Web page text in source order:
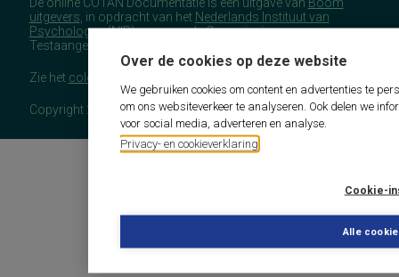
Over de cookies op deze website
We gebruiken cookies om content en advertenties te
om ons websiteverkeer te analyseren. Ook delen we
voor social media, adverteren en analyse.
Privacy- en cookieverklaring
Cookie-
Alle
uitgevers , in opdracht van het Nederlands Instituut van
Psychologen(NIP), namens de Commissie
Testaangelegenheden Nederland (COTAN).
Zie het colofon
Copyright 2026 - COTAN Documentatie